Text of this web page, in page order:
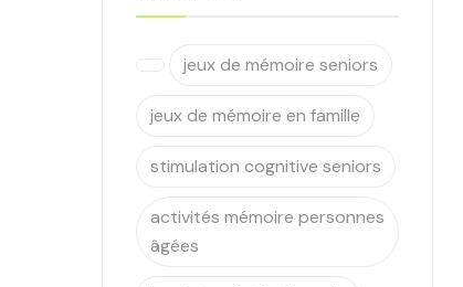
jeux de mémoire seniors
jeux de mémoire en famille
stimulation cognitive seniors
activités mémoire personnes
âgées